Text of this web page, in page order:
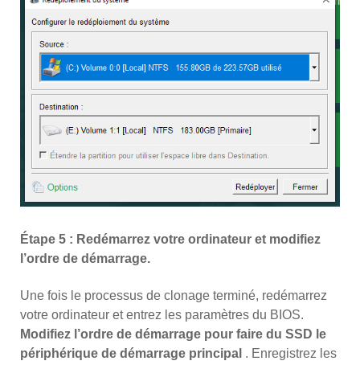
Étape 5 : Redémarrez votre ordinateur et modifiez
l’ordre de démarrage.
Une fois le processus de clonage terminé, redémarrez
votre ordinateur et entrez les paramètres du BIOS.
Modifiez l’ordre de démarrage pour faire du SSD le
périphérique de démarrage principal . Enregistrez les